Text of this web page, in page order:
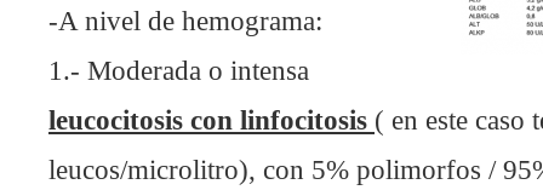
-A nivel de hemograma:
1.- Moderada o intensa
leucocitosis con linfocitosis ( en este caso
leucos/microlitro), con 5% polimorfos /